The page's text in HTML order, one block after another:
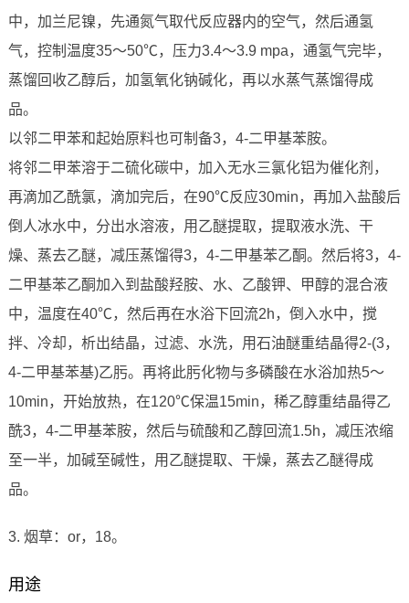
中，加兰尼镍，先通氮气取代反应器内的空气，然后通氢
气，控制温度35～50℃，压力3.4～3.9 mpa，通氢气完毕，
蒸馏回收乙醇后，加氢氧化钠碱化，再以水蒸气蒸馏得成
品。
以邻二甲苯和起始原料也可制备3，4-二甲基苯胺。
将邻二甲苯溶于二硫化碳中，加入无水三氯化铝为催化剂，
再滴加乙酰氯，滴加完后，在90℃反应30min，再加入盐酸后
倒人冰水中，分出水溶液，用乙醚提取，提取液水洗、干
燥、蒸去乙醚，减压蒸馏得3，4-二甲基苯乙酮。然后将3，4-
二甲基苯乙酮加入到盐酸羟胺、水、乙酸钾、甲醇的混合液
中，温度在40℃，然后再在水浴下回流2h，倒入水中，搅
拌、冷却，析出结晶，过滤、水洗，用石油醚重结晶得2-(3，
4-二甲基苯基)乙肟。再将此肟化物与多磷酸在水浴加热5～
10min，开始放热，在120℃保温15min，稀乙醇重结晶得乙
酰3，4-二甲基苯胺，然后与硫酸和乙醇回流1.5h，减压浓缩
至一半，加碱至碱性，用乙醚提取、干燥，蒸去乙醚得成
品。
3. 烟草：or，18。
用途